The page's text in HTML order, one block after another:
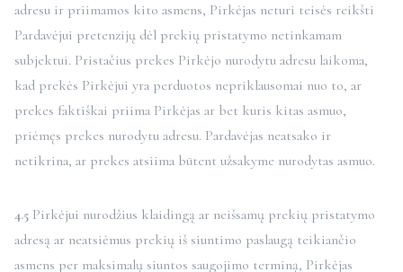
adresu ir priimamos kito asmens, Pirkėjas neturi teisės reikšti
Pardavėjui pretenzijų dėl prekių pristatymo netinkamam
subjektui. Pristačius prekes Pirkėjo nurodytu adresu laikoma,
kad prekės Pirkėjui yra perduotos nepriklausomai nuo to, ar
prekes faktiškai priima Pirkėjas ar bet kuris kitas asmuo,
priėmęs prekes nurodytu adresu. Pardavėjas neatsako ir
netikrina, ar prekes atsiima būtent užsakyme nurodytas asmuo.
4.5 Pirkėjui nurodžius klaidingą ar neišsamų prekių pristatymo
adresą ar neatsiėmus prekių iš siuntimo paslaugą teikiančio
asmens per maksimalų siuntos saugojimo terminą, Pirkėjas